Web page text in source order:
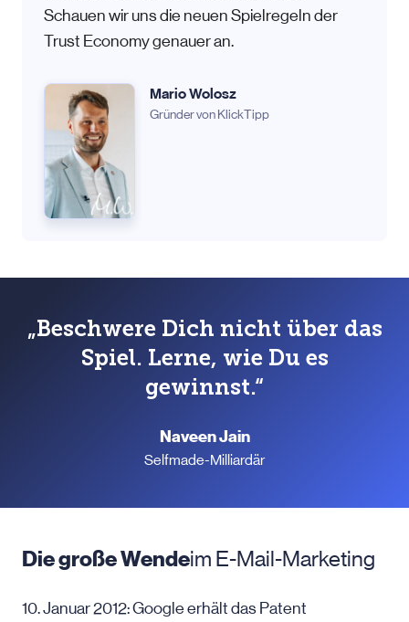
Schauen wir uns die neuen Spielregeln der
Trust Economy genauer an.
Mario Wolosz
Gründer von KlickTipp
„Beschwere Dich nicht über das
Spiel. Lerne, wie Du es
gewinnst.“
Naveen Jain
Selfmade-Milliardär
Die große Wendeim E-Mail-Marketing
10. Januar 2012: Google erhält das Patent